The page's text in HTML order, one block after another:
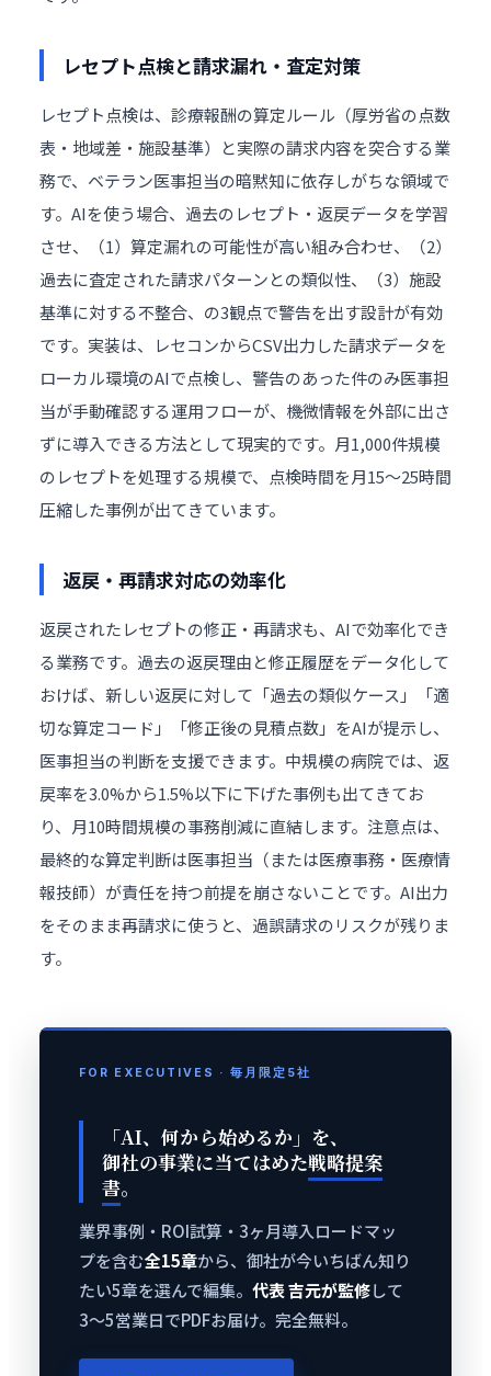
レセプト点検と請求漏れ・査定対策
レセプト点検は、診療報酬の算定ルール（厚労省の点数
表・地域差・施設基準）と実際の請求内容を突合する業
務で、ベテラン医事担当の暗黙知に依存しがちな領域で
す。AIを使う場合、過去のレセプト・返戻データを学習
させ、（1）算定漏れの可能性が高い組み合わせ、（2）
過去に査定された請求パターンとの類似性、（3）施設
基準に対する不整合、の3観点で警告を出す設計が有効
です。実装は、レセコンからCSV出力した請求データを
ローカル環境のAIで点検し、警告のあった件のみ医事担
当が手動確認する運用フローが、機微情報を外部に出さ
ずに導入できる方法として現実的です。月1,000件規模
のレセプトを処理する規模で、点検時間を月15〜25時間
圧縮した事例が出てきています。
返戻・再請求対応の効率化
返戻されたレセプトの修正・再請求も、AIで効率化でき
る業務です。過去の返戻理由と修正履歴をデータ化して
おけば、新しい返戻に対して「過去の類似ケース」「適
切な算定コード」「修正後の見積点数」をAIが提示し、
医事担当の判断を支援できます。中規模の病院では、返
戻率を3.0%から1.5%以下に下げた事例も出てきてお
り、月10時間規模の事務削減に直結します。注意点は、
最終的な算定判断は医事担当（または医療事務・医療情
報技師）が責任を持つ前提を崩さないことです。AI出力
をそのまま再請求に使うと、過誤請求のリスクが残りま
す。
FOR EXECUTIVES · 毎月限定5社
「AI、何から始めるか」を、
御社の事業に当てはめた戦略提案
書。
業界事例・ROI試算・3ヶ月導入ロードマッ
プを含む全15章から、御社が今いちばん知り
たい5章を選んで編集。 代表 吉元が監修して
3〜5営業日でPDFお届け。完全無料。